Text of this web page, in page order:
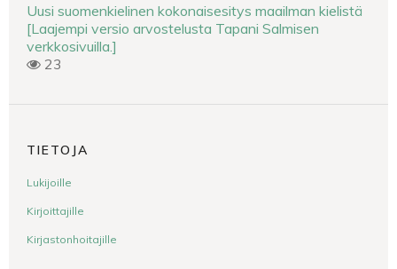
Uusi suomenkielinen kokonaisesitys maailman kielistä
[Laajempi versio arvostelusta Tapani Salmisen
verkkosivuilla.]
23
TIETOJA
Lukijoille
Kirjoittajille
Kirjastonhoitajille